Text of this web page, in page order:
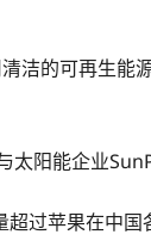
的可再生
阳能企业
过苹果在中国